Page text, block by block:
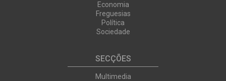
Economia
Freguesias
Política
Sociedade
SECÇÕES
Multimedia